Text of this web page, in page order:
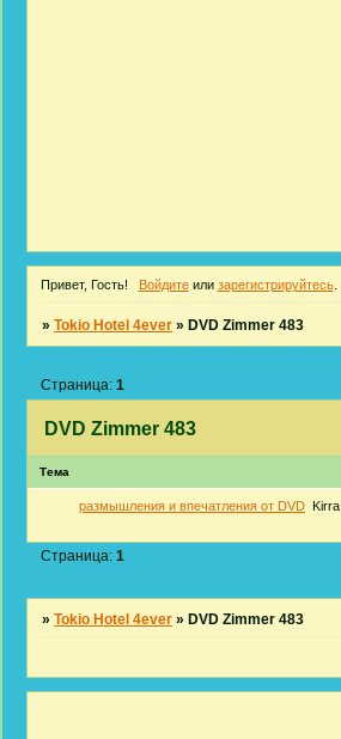
Привет, Гость! Войдитеили зарегистрируйтесь.
»Tokio Hotel 4ever »DVD Zimmer 483
DVD Zimmer 483
Страница:1
Тема
размышления и впечатления от DVD Kirra
Страница:1
»Tokio Hotel 4ever » DVD Zimmer 483